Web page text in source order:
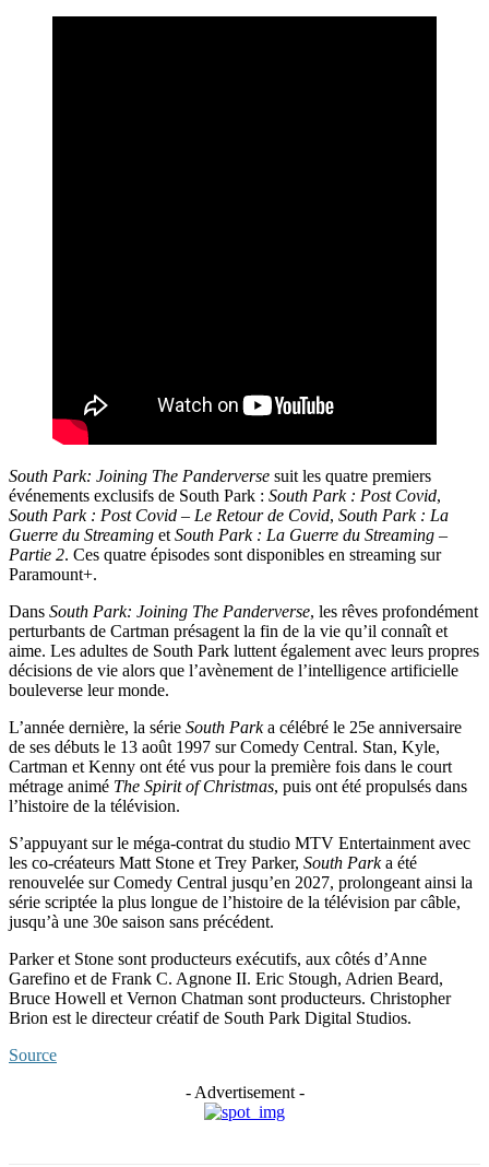
South Park: Joining The Panderverse suit les quatre premiers
événements exclusifs de South Park : South Park : Post Covid,
South Park : Post Covid – Le Retour de Covid, South Park : La
Guerre du Streaming et South Park : La Guerre du Streaming –
Partie 2. Ces quatre épisodes sont disponibles en streaming sur
Paramount+.
Dans South Park: Joining The Panderverse, les rêves profondément
perturbants de Cartman présagent la fin de la vie qu’il connaît et
aime. Les adultes de South Park luttent également avec leurs propres
décisions de vie alors que l’avènement de l’intelligence artificielle
bouleverse leur monde.
L’année dernière, la série South Parka célébré le 25e anniversaire
de ses débuts le 13 août 1997 sur Comedy Central. Stan, Kyle,
Cartman et Kenny ont été vus pour la première fois dans le court
métrage animé The Spirit of Christmas, puis ont été propulsés dans
l’histoire de la télévision.
S’appuyant sur le méga-contrat du studio MTV Entertainment avec
les co-créateurs Matt Stone et Trey Parker, South Parka été
renouvelée sur Comedy Central jusqu’en 2027, prolongeant ainsi la
série scriptée la plus longue de l’histoire de la télévision par câble,
jusqu’à une 30e saison sans précédent.
Parker et Stone sont producteurs exécutifs, aux côtés d’Anne
Garefino et de Frank C. Agnone II. Eric Stough, Adrien Beard,
Bruce Howell et Vernon Chatman sont producteurs. Christopher
Brion est le directeur créatif de South Park Digital Studios.
Source
- Advertisement -